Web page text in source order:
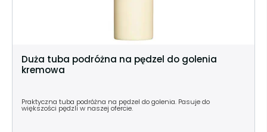
Duża tuba podróżna na pędzel do golenia
kremowa
Praktyczna tuba podróżna na pędzel do golenia. Pasuje do
większości pędzli w naszej ofercie.